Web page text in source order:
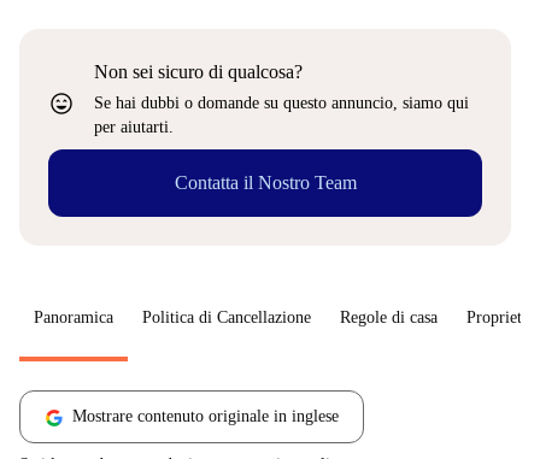
sentiment_very_satisfied
Non sei sicuro di qualcosa?
Se hai dubbi o domande su questo annuncio, siamo qui
per aiutarti.
Contatta il Nostro Team
Panoramica Politica di Cancellazione Regole di casa
Mostrare contenuto originale in inglese